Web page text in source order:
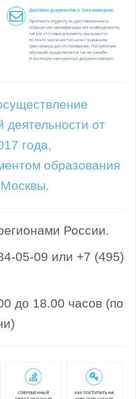
деятельности от
года,
образования
России.
05-09 или +7 (495)
до 18.00 часов (по